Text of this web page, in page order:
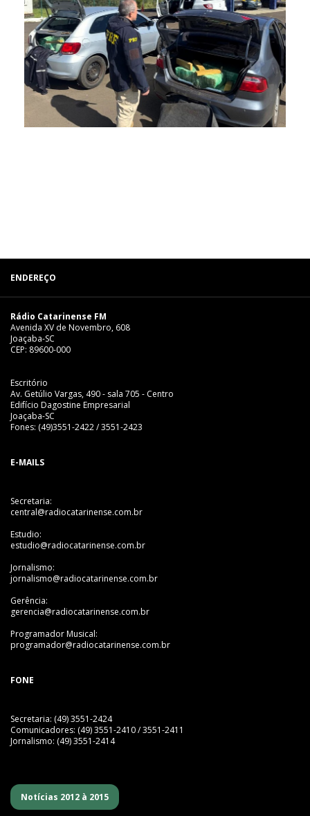
ENDEREÇO
Rádio Catarinense FM
Avenida XV de Novembro, 608
Joaçaba-SC
CEP: 89600-000
Escritório
Av. Getúlio Vargas, 490 - sala 705 - Centro
Edifício Dagostine Empresarial
Joaçaba-SC
Fones: (49)3551-2422 / 3551-2423
E-MAILS
Secretaria:
central@radiocatarinense.com.br
Estudio:
estudio@radiocatarinense.com.br
Jornalismo:
jornalismo@radiocatarinense.com.br
Gerência:
gerencia@radiocatarinense.com.br
Programador Musical:
programador@radiocatarinense.com.br
FONE
Secretaria: (49) 3551-2424
Comunicadores: (49) 3551-2410 / 3551-2411
Jornalismo: (49) 3551-2414
Notícias 2012 à 2015